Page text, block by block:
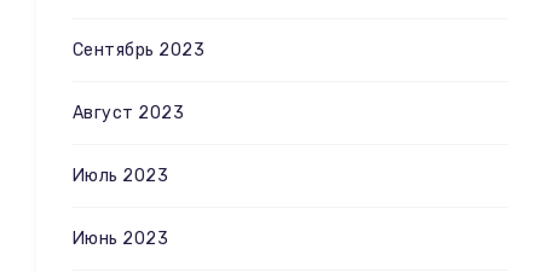
Сентябрь 2023
Август 2023
Июль 2023
Июнь 2023